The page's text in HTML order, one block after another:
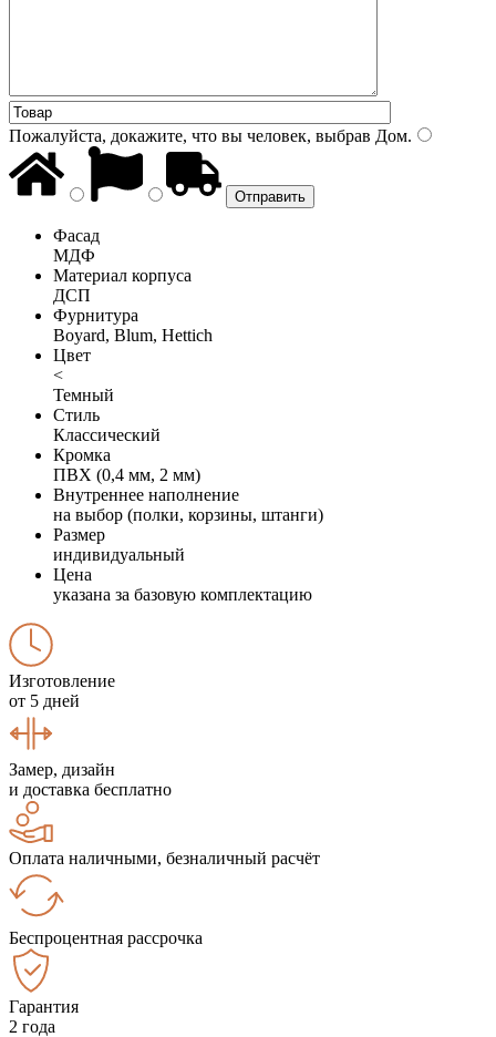
Пожалуйста, докажите, что вы человек, выбрав Дом.
Фасад
МДФ
Материал корпуса
ДСП
Фурнитура
Boyard, Blum, Hettich
Цвет
<
Темный
Стиль
Классический
Кромка
ПВХ (0,4 мм, 2 мм)
Внутреннее наполнение
на выбор (полки, корзины, штанги)
Размер
индивидуальный
Цена
указана за базовую комплектацию
Изготовление
от 5 дней
Замер, дизайн
и доставка бесплатно
Оплата наличными, безналичный расчёт
Беспроцентная рассрочка
Гарантия
2 года